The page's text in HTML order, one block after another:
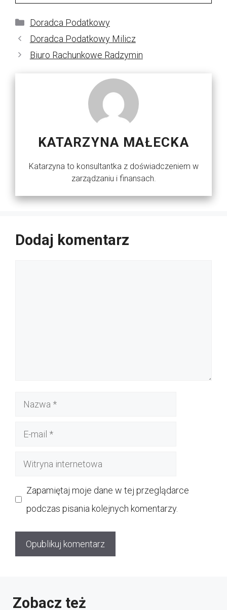
Kategorie
Doradca Podatkowy
Doradca Podatkowy Milicz
Biuro Rachunkowe Radzymin
KATARZYNA MAŁECKA
Katarzyna to konsultantka z doświadczeniem w
zarządzaniu i finansach.
Dodaj komentarz
Nazwa
Witryna
Zapamiętaj moje dane w tej przeglądarce
podczas pisania kolejnych komentarzy.
Zobacz też